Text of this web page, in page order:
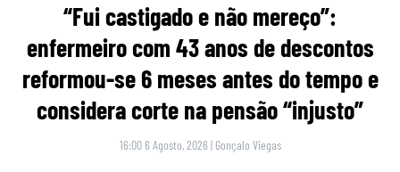
“Fui castigado e não mereço”:
enfermeiro com 43 anos de descontos
reformou-se 6 meses antes do tempo e
considera corte na pensão “injusto”
16:00 6 Agosto, 2026 | Gonçalo Viegas